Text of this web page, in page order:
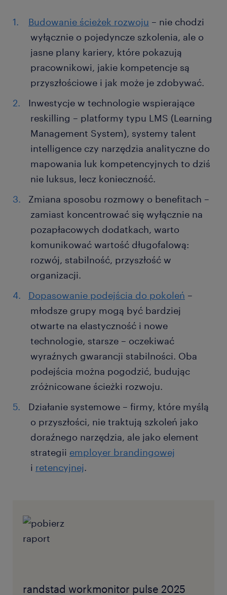
Budowanie ścieżek rozwoju – nie chodzi
wyłącznie o pojedyncze szkolenia, ale o
jasne plany kariery, które pokazują
pracownikowi, jakie kompetencje są
przyszłościowe i jak może je zdobywać.
Inwestycje w technologie wspierające
reskilling – platformy typu LMS (Learning
Management System), systemy talent
intelligence czy narzędzia analityczne do
mapowania luk kompetencyjnych to dziś
nie luksus, lecz konieczność.
Zmiana sposobu rozmowy o benefitach –
zamiast koncentrować się wyłącznie na
pozapłacowych dodatkach, warto
komunikować wartość długofalową:
rozwój, stabilność, przyszłość w
organizacji.
Dopasowanie podejścia do pokoleń –
młodsze grupy mogą być bardziej
otwarte na elastyczność i nowe
technologie, starsze – oczekiwać
wyraźnych gwarancji stabilności. Oba
podejścia można pogodzić, budując
zróżnicowane ścieżki rozwoju.
Działanie systemowe – firmy, które myślą
o przyszłości, nie traktują szkoleń jako
doraźnego narzędzia, ale jako element
strategii employer brandingowej
i retencyjnej.
randstad workmonitor pulse 2025